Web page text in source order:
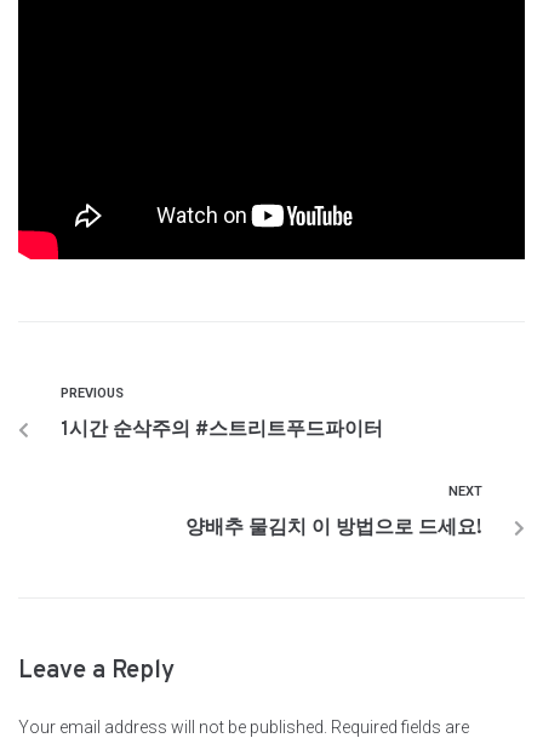
PREVIOUS
1시간 순삭주의 #스트리트푸드파이터
NEXT
양배추 물김치 이 방법으로 드세요!
Leave a Reply
Your email address will not be published. Required fields are